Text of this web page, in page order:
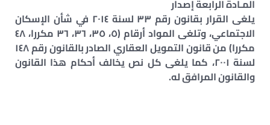
المـادة الرابعة إصدار
يلغى القرار بقانون رقم ٣٣ لسنة ٢٠١٤ في شأن الإسكان
الاجتماعي، وتلغى المواد أرقام (٥، ٣٥، ٣٦، ٣٦ مكررا، ٤٨
مكررا) من قانون التمويل العقاري الصادر بالقانون رقم ١٤٨
لسنة ٢٠٠١، كما يلغى كل نص يخالف أحكام هذا القانون
والقانون المرافق له.